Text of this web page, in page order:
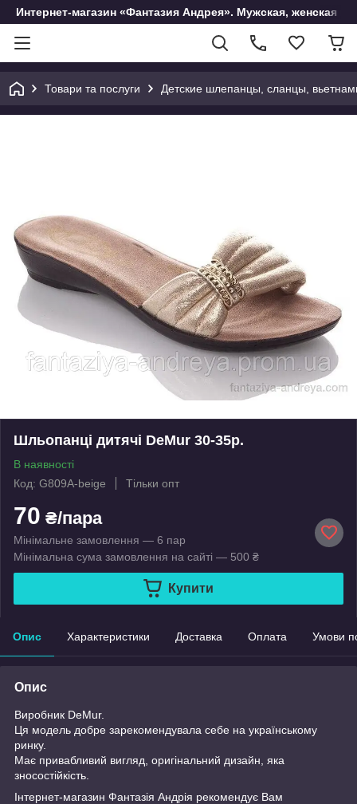
Интернет-магазин «Фантазия Андрея». Мужская, женская и
Товари та послуги Детские шлепанцы, сланцы,
Шльопанці дитячі DeMur 30-35р.
В наявності
Код: G809A-beige
Тільки опт
70 ₴/пара
Мінімальне замовлення — 6 пар
Мінімальна сума замовлення на сайті — 500 ₴
Купити
Опис Характеристики Доставка Оплата Умови
Опис
Виробник DeMur.
Ця модель добре зарекомендувала себе на українському
ринку.
Має привабливий вигляд, оригінальний дизайн, яка
зносостійкість.
Інтернет-магазин Фантазія Андрія рекомендує Вам